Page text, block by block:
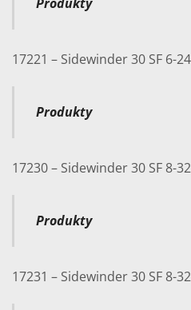
17221 – Sidewinder 30 SF 6-
Produkty
17230 – Sidewinder 30 SF 8-
Produkty
17231 – Sidewinder 30 SF 8-